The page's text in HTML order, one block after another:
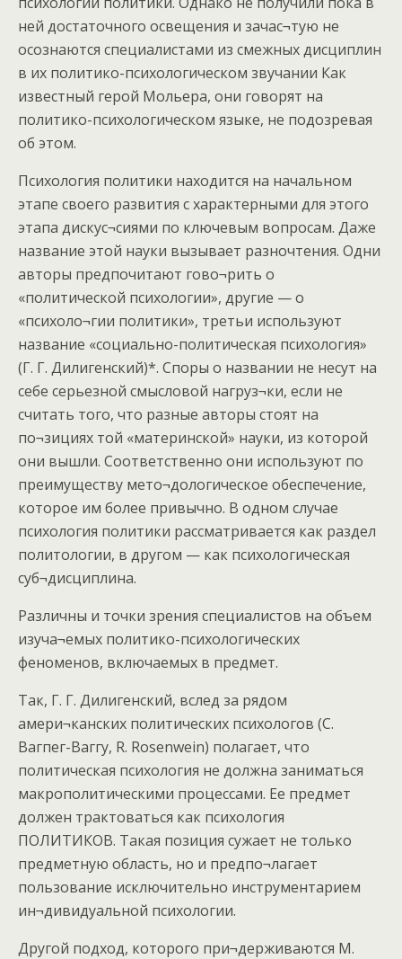
ней достаточного освещения и зачас¬тую не
осознаются специалистами из смежных дисциплин
в их политико-психологическом звучании Как
известный герой Мольера, они говорят на
политико-психологическом языке, не подозревая
об этом.
Психология политики находится на начальном
этапе своего развития с характерными для этого
этапа дискус¬сиями по ключевым вопросам. Даже
название этой науки вызывает разночтения. Одни
авторы предпочитают гово¬рить о
«политической психологии», другие — о
«психоло¬гии политики», третьи используют
название «социально-политическая психология»
(Г. Г. Дилигенский)*. Споры о названии не несут на
себе серьезной смысловой нагруз¬ки, если не
считать того, что разные авторы стоят на
по¬зициях той «материнской» науки, из которой
они вышли. Соответственно они используют по
преимуществу мето¬дологическое обеспечение,
которое им более привычно. В одном случае
психология политики рассматривается как раздел
политологии, в другом — как психологическая
суб¬дисциплина.
Различны и точки зрения специалистов на объем
изуча¬емых политико-психологических
феноменов, включаемых в предмет.
Так, Г. Г. Дилигенский, вслед за рядом
амери¬канских политических психологов (С.
Вагпег-Ваггу, R. Rosenwein) полагает, что
политическая психология не должна заниматься
макрополитическими процессами. Ее предмет
должен трактоваться как психология
ПОЛИТИКОВ. Такая позиция сужает не только
предметную область, но и предпо¬лагает
пользование исключительно инструментарием
ин¬дивидуальной психологии.
Другой подход, которого при¬держиваются М.